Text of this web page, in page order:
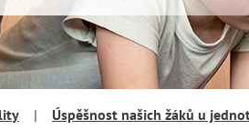
| Úspěšnost našich žáků u